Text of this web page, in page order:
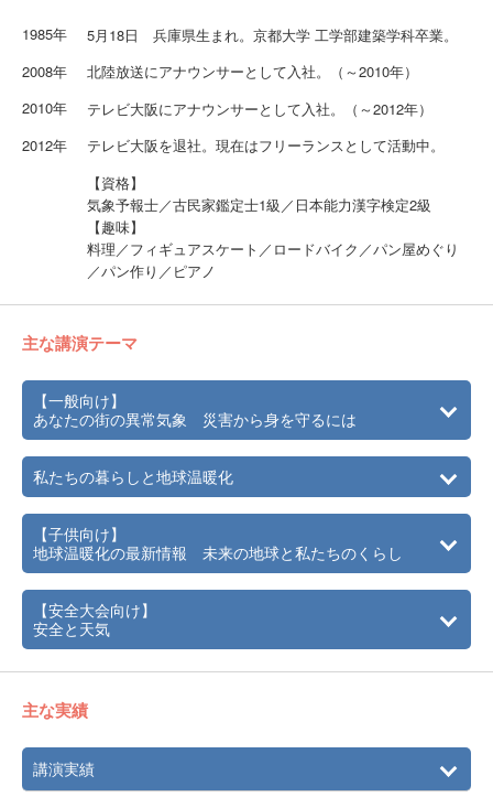
1985年
5月18日 兵庫県生まれ。京都大学 工学部建築学科卒業。
2008年
北陸放送にアナウンサーとして入社。（～2010年）
2010年
テレビ大阪にアナウンサーとして入社。（～2012年）
2012年
テレビ大阪を退社。現在はフリーランスとして活動中。
【資格】
気象予報士／古民家鑑定士1級／日本能力漢字検定2級
【趣味】
料理／フィギュアスケート／ロードバイク／パン屋めぐり
／パン作り／ピアノ
主な講演テーマ
【一般向け】
あなたの街の異常気象 災害から身を守るには
私たちの暮らしと地球温暖化
【子供向け】
地球温暖化の最新情報 未来の地球と私たちのくらし
【安全大会向け】
安全と天気
主な実績
講演実績